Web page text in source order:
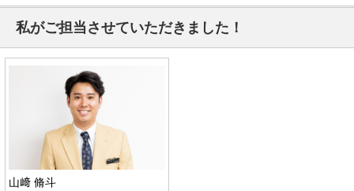
私がご担当させていただきました！
山﨑 脩斗